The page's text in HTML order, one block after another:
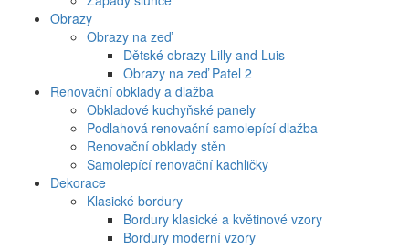
Obrazy
Obrazy na zeď
Dětské obrazy Lilly and Luis
Obrazy na zeď Patel 2
Renovační obklady a dlažba
Obkladové kuchyňské panely
Podlahová renovační samolepící dlažba
Renovační obklady stěn
Samolepící renovační kachličky
Dekorace
Klasické bordury
Bordury klasické a květinové vzory
Bordury moderní vzory